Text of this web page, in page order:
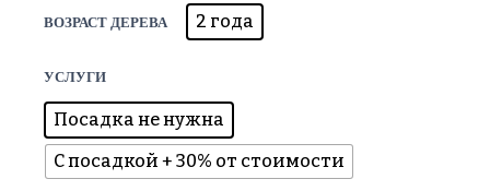
ВОЗРАСТ ДЕРЕВА 2 года
УСЛУГИ
Посадка не нужна
С посадкой + 30% от стоимости